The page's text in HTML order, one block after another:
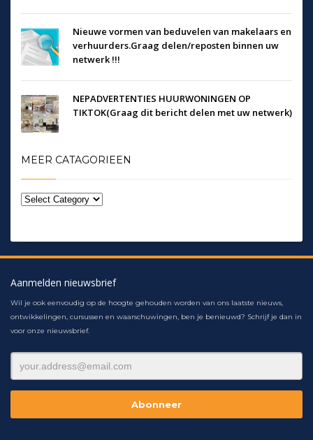
Nieuwe vormen van beduvelen van makelaars en
verhuurders.Graag delen/reposten binnen uw
netwerk !!!
NEPADVERTENTIES HUURWONINGEN OP
TIKTOK(Graag dit bericht delen met uw netwerk)
MEER CATAGORIEEN
Aanmelden nieuwsbrief
Wil je ook eenvoudig op de hoogte gehouden worden van ons laatste nieuws,
ontwikkelingen, cursussen en waarschuwingen, ben je benieuwd? Schrijf je dan in
voor onze nieuwsbrief.